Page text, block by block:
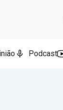
Podcast